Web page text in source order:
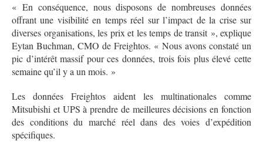
« En conséquence, nous disposons de nombreuses données
offrant une visibilité en temps réel sur l’impact de la crise sur
diverses organisations, les prix et les temps de transit », explique
Eytan Buchman, CMO de Freightos. « Nous avons constaté un
pic d’intérêt massif pour ces données, trois fois plus élevé cette
semaine qu’il y a un mois. »
Les données Freightos aident les multinationales comme
Mitsubishi et UPS à prendre de meilleures décisions en fonction
des conditions du marché réel dans des voies d’expédition
spécifiques.